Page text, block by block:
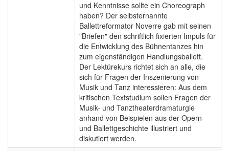
und Kenntnisse sollte ein Choreograph
haben? Der selbsternannte
Ballettreformator Noverre gab mit seinen
"Briefen" den schriftlich fixierten Impuls für
die Entwicklung des Bühnentanzes hin
zum eigenständigen Handlungsballett.
Der Lektürekurs richtet sich an alle, die
sich für Fragen der Inszenierung von
Musik und Tanz interessieren: Aus dem
kritischen Textstudium sollen Fragen der
Musik- und Tanztheaterdramaturgie
anhand von Beispielen aus der Opern-
und Ballettgeschichte illustriert und
diskutiert werden.